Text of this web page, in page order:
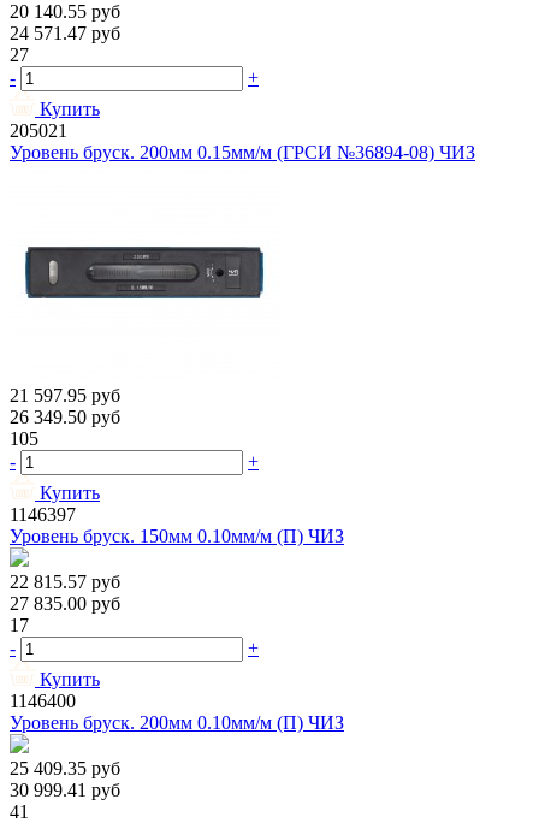
20 140.55 руб
24 571.47 руб
27
-
+
Купить
205021
Уровень бруск. 200мм 0.15мм/м (ГРСИ №36894-08) ЧИЗ
21 597.95 руб
26 349.50 руб
105
-
+
Купить
1146397
Уровень бруск. 150мм 0.10мм/м (П) ЧИЗ
22 815.57 руб
27 835.00 руб
17
-
+
Купить
1146400
Уровень бруск. 200мм 0.10мм/м (П) ЧИЗ
25 409.35 руб
30 999.41 руб
41